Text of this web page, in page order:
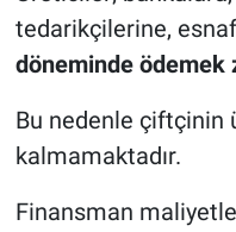
tedarikçilerine,
döneminde ödemek
Bu nedenle çiftçinin
kalmamaktadır.
Finansman